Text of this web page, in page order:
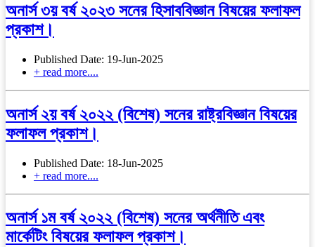
অনার্স ৩য় বর্ষ ২০২৩ সনের হিসাববিজ্ঞান বিষয়ের ফলাফল
প্রকাশ।
Published Date: 19-Jun-2025
+ read more....
অনার্স ২য় বর্ষ ২০২২ (বিশেষ) সনের রাষ্ট্রবিজ্ঞান বিষয়ের
ফলাফল প্রকাশ।
Published Date: 18-Jun-2025
+ read more....
অনার্স ১ম বর্ষ ২০২২ (বিশেষ) সনের অর্থনীতি এবং
মার্কেটিং বিষয়ের ফলাফল প্রকাশ।